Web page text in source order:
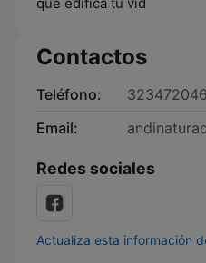
Contactos
Teléfono:
Email:
Redes sociales
Actualiza esta información